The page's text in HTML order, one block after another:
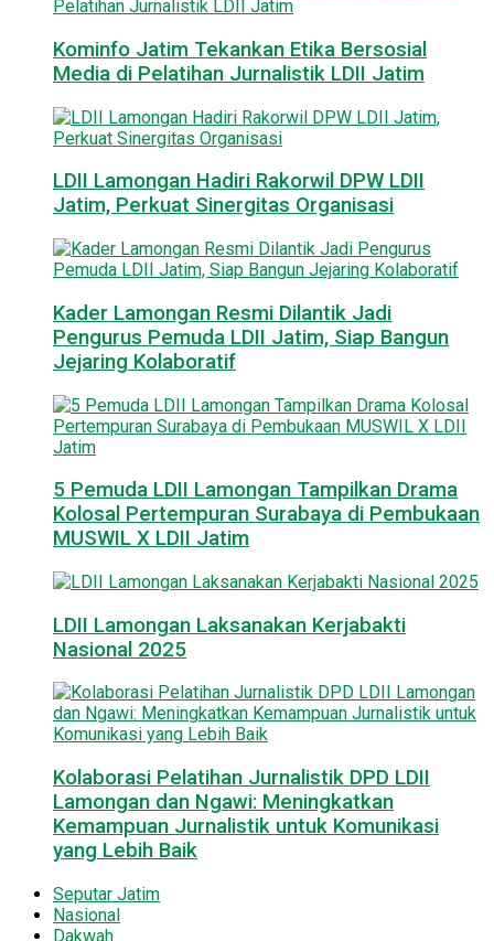
Kominfo Jatim Tekankan Etika Bersosial
Media di Pelatihan Jurnalistik LDII Jatim
LDII Lamongan Hadiri Rakorwil DPW LDII
Jatim, Perkuat Sinergitas Organisasi
Kader Lamongan Resmi Dilantik Jadi
Pengurus Pemuda LDII Jatim, Siap Bangun
Jejaring Kolaboratif
5 Pemuda LDII Lamongan Tampilkan Drama
Kolosal Pertempuran Surabaya di Pembukaan
MUSWIL X LDII Jatim
LDII Lamongan Laksanakan Kerjabakti
Nasional 2025
Kolaborasi Pelatihan Jurnalistik DPD LDII
Lamongan dan Ngawi: Meningkatkan
Kemampuan Jurnalistik untuk Komunikasi
yang Lebih Baik
Seputar Jatim
Nasional
Dakwah